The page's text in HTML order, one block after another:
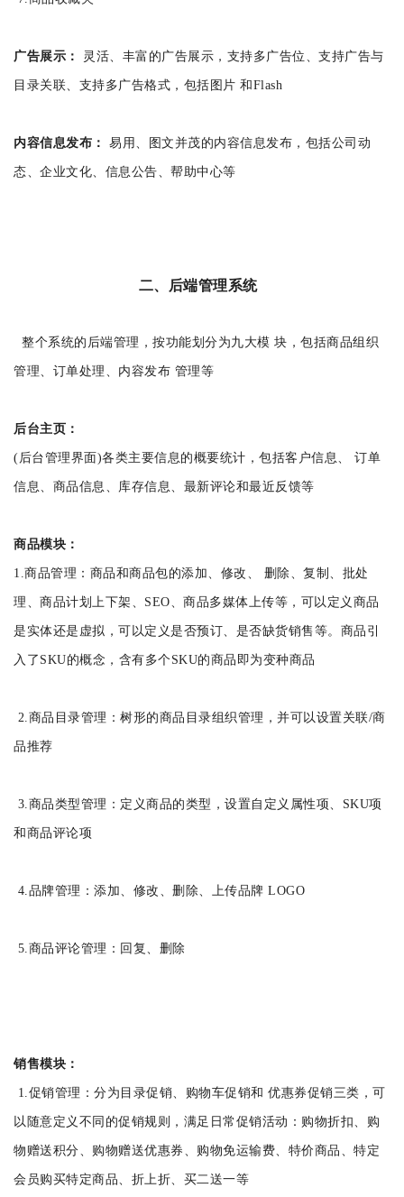
广告展示： 灵活、丰富的广告展示，支持多广告位、支持广告与
目录关联、支持多广告格式，包括图片 和Flash
内容信息发布： 易用、图文并茂的内容信息发布，包括公司动
态、企业文化、信息公告、帮助中心等
二、后端管理系统
整个系统的后端管理，按功能划分为九大模 块，包括商品组织
管理、订单处理、内容发布 管理等
后台主页：
(后台管理界面)各类主要信息的概要统计，包括客户信息、 订单
信息、商品信息、库存信息、最新评论和最近反馈等
商品模块：
1.商品管理：商品和商品包的添加、修改、 删除、复制、批处
理、商品计划上下架、SEO、商品多媒体上传等，可以定义商品
是实体还是虚拟，可以定义是否预订、是否缺货销售等。商品引
入了SKU的概念，含有多个SKU的商品即为变种商品
2.商品目录管理：树形的商品目录组织管理，并可以设置关联/商
品推荐
3.商品类型管理：定义商品的类型，设置自定义属性项、SKU项
和商品评论项
4.品牌管理：添加、修改、删除、上传品牌 LOGO
5.商品评论管理：回复、删除
销售模块：
1.促销管理：分为目录促销、购物车促销和 优惠券促销三类，可
以随意定义不同的促销规则，满足日常促销活动：购物折扣、购
物赠送积分、购物赠送优惠券、购物免运输费、特价商品、特定
会员购买特定商品、折上折、买二送一等